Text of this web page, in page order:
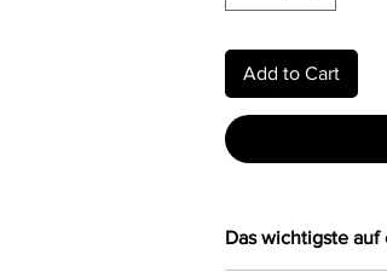
Add to Cart
Das wichtigste auf